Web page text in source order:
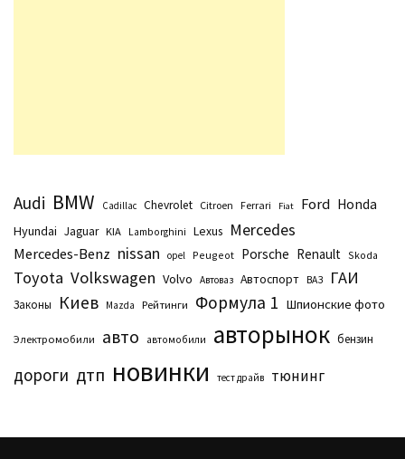
Audi BMW Cadillac Chevrolet Citroen Ferrari Fiat Ford Honda
Hyundai Jaguar KIA Lamborghini Lexus Mercedes
Mercedes-Benz nissan opel Peugeot Porsche Renault Skoda
Toyota Volkswagen Volvo Автоваз Автоспорт ВАЗ ГАИ
Законы Киев Маzda Рейтинги Формула 1 Шпионские фото
Электромобили авто автомобили авторынок бензин
дороги дтп новинки тест драйв тюнинг